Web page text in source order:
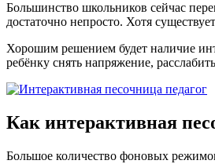
Большинство школьников сейчас
достаточно непросто. Хотя
Хорошим решением будет наличие
ребёнку снять напряжение,
Как интерактивная
Большое количество фоновых